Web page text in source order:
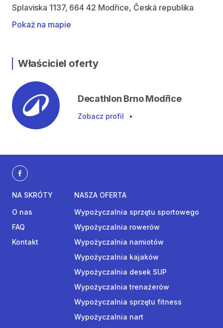
Splaviska 1137, 664 42 Modřice, Česká republika
Pokaż na mapie
Właściciel oferty
Decathlon Brno Modřice
Zobacz profil •
NA SKRÓTY
O nas
FAQ
Kontakt
NASZA OFERTA
Wypożyczalnia sprzętu sportowego
Wypożyczalnia rowerów
Wypożyczalnia namiotów
Wypożyczalnia kajaków
Wypożyczalnia desek SUP
Wypożyczalnia trenażerów
Wypożyczalnia sprzętu fitness
Wypożyczalnia nart